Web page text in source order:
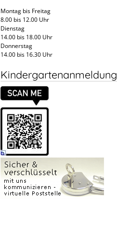
Montag bis Freitag
8.00 bis 12.00 Uhr
Dienstag
14.00 bis 18.00 Uhr
Donnerstag
14.00 bis 16.30 Uhr
Kindergartenanmeldung